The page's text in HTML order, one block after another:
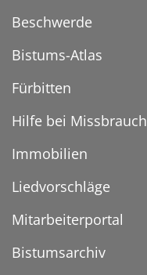
Beschwerde
Bistums-Atlas
Fürbitten
Hilfe bei Missbrauch
Immobilien
Liedvorschläge
Mitarbeiterportal
Bistumsarchiv